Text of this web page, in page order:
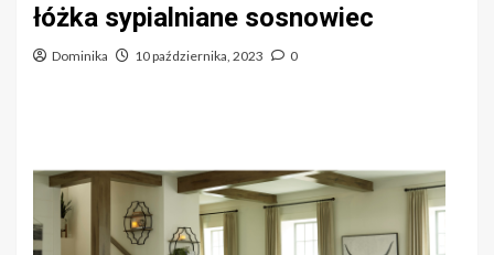
łóżka sypialniane sosnowiec
Dominika 10 października, 2023 0